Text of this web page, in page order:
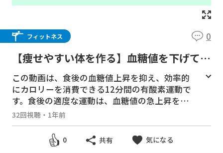
フィットネス 0
【痩せやすい体を作る】血糖値を下げて脂
肪燃焼🔥食後にできる簡単有酸素
この動画は、食後の血糖値上昇を抑え、効率的
にカロリーを消費できる12分間の有酸素運動で
す。食後の適度な運動は、血糖値の急上昇を防
ぎ、体内の糖を効率よくエネルギーに変えるた
め、脂肪の蓄積を抑えます。健康的にダイエッ
トしましょう✨内臓に負担をかけない動作を中
心に構成しております。食後１時間以内に行う
32回視聴 ・ 1年前
0 共有 気になる